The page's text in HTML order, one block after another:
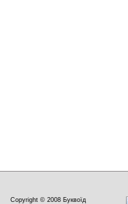
Copyright © 2008 Буквоїд